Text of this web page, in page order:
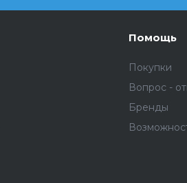
Помощь
Покупки
Вопрос -
Бренды